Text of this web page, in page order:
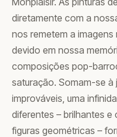
diretamente com a
nos remetem a
devido em nossa
composições pop-
saturação. Somam-se
improváveis, uma
diferentes – brilhantes
figuras geométricas –